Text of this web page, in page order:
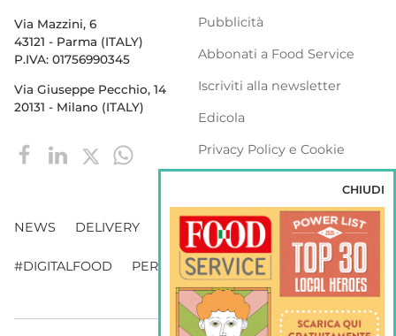
Via Mazzini, 6
43121 - Parma (ITALY)
P.IVA: 01756990345
Via Giuseppe Pecchio, 14
20131 - Milano (ITALY)
Pubblicità
Abbonati a Food Service
Iscriviti alla newsletter
Edicola
Privacy Policy e Cookie
NEWS DELIVERY DISTRIBUZIONE
#DIGITALFOOD PERSONE WEBINAR VENDING
CHIUDI